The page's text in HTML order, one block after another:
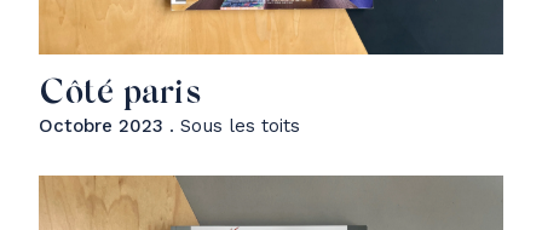
Côté paris
Octobre 2023 . Sous les toits